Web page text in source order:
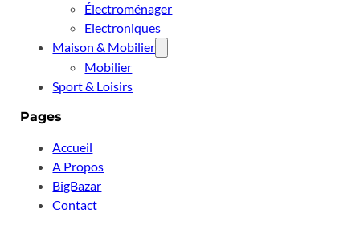
Électroménager
Electroniques
Maison & Mobilier
Mobilier
Sport & Loisirs
Pages
Accueil
A Propos
BigBazar
Contact